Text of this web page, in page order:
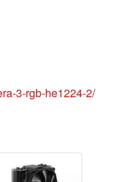
3-rgb-he1224-2/